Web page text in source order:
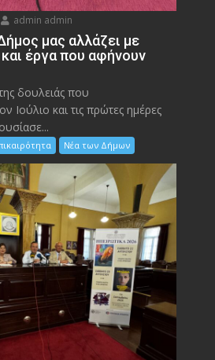
admin admin
μας αλλάζει με
έργα που αφήνουν
δουλειάς που
Ιούλιο και τις πρώτες ημέρες
Νέα των Δήμων